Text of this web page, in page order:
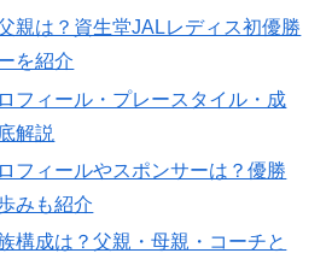
親は？資生堂JALレディス初優勝
を紹介
フィール・プレースタイル・成
解説
フィールやスポンサーは？優勝
みも紹介
構成は？父親・母親・コーチと